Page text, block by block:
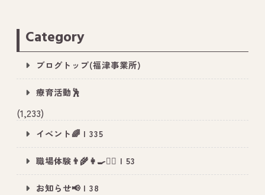
－ 鳥栖事業所のブログ
All Peace｜オールピース
Category
ブログトップ(福津事業所)
療育活動🕺
(1,233)
イベント🌈 | 335
職場体験👨‍🌾👩‍🍳👮‍♂️ | 53
お知らせ📢 | 38